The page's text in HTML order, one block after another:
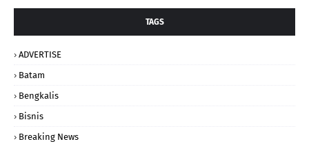
TAGS
ADVERTISE
Batam
Bengkalis
Bisnis
Breaking News